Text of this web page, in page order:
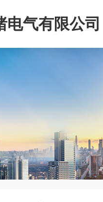
电气有限公司